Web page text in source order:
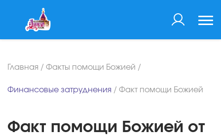
Главная / Факты помощи Божией /
Финансовые затруднения / Факт помощи Божией
Факт помощи Божией от